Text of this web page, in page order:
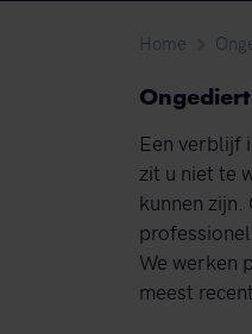
Home
Een verblijf
zit u niet te
kunnen
We werken
meest